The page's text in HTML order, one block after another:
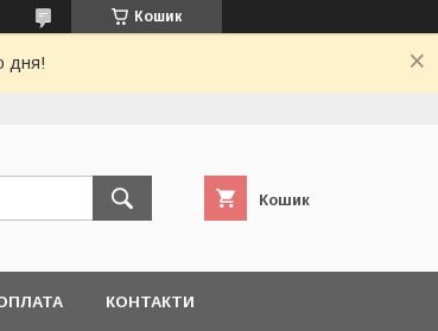
Кошик
дня!
Кошик
КОНТАКТИ